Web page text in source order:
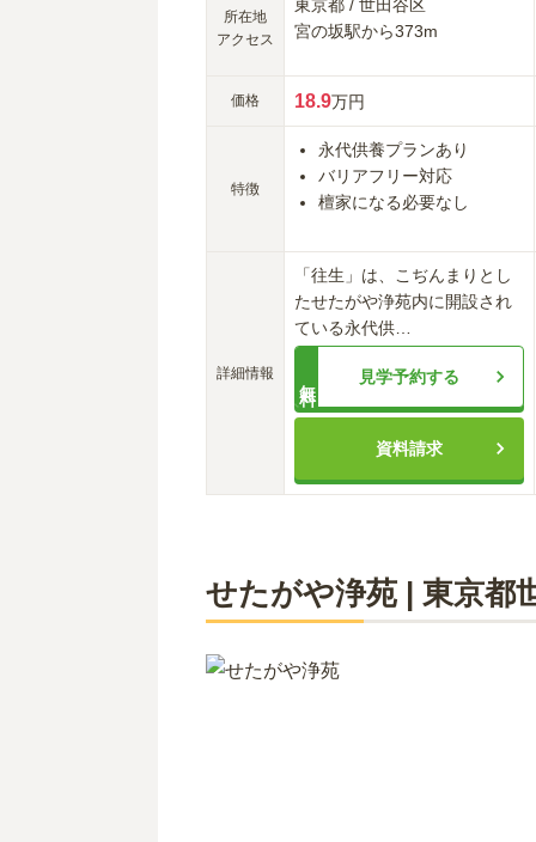
所在地
アクセス
価格
特徴
詳細情報
東京都 / 世田谷区
宮の坂駅から373m
18.9万円
永代供養プランあり
バリアフリー対応
檀家になる必要なし
「往生」は、こぢんまりとし
たせたがや浄苑内に開設され
ている永代供…
見学予約する
資料請求
せたがや浄苑 | 東京都